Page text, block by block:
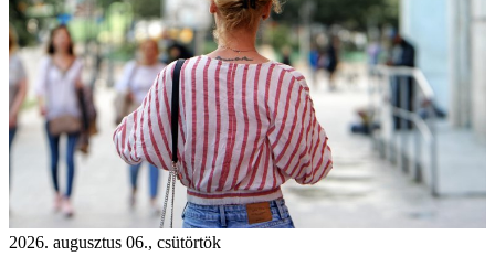
2026. augusztus 06., csütörtök